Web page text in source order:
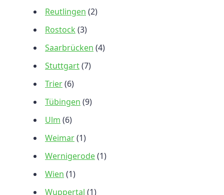
Reutlingen (2)
Rostock (3)
Saarbrücken (4)
Stuttgart(7)
Trier(6)
Tübingen (9)
Ulm (6)
Weimar(1)
Wernigerode(1)
Wien (1)
Wuppertal (1)